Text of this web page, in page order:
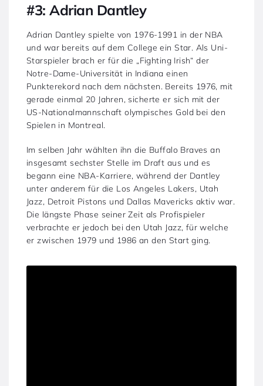
#3: Adrian Dantley
Adrian Dantley spielte von 1976-1991 in der NBA
und war bereits auf dem College ein Star. Als Uni-
Starspieler brach er für die „Fighting Irish“ der
Notre-Dame-Universität in Indiana einen
Punkterekord nach dem nächsten. Bereits 1976, mit
gerade einmal 20 Jahren, sicherte er sich mit der
US-Nationalmannschaft olympisches Gold bei den
Spielen in Montreal.
Im selben Jahr wählten ihn die Buffalo Braves an
insgesamt sechster Stelle im Draft aus und es
begann eine NBA-Karriere, während der Dantley
unter anderem für die Los Angeles Lakers, Utah
Jazz, Detroit Pistons und Dallas Mavericks aktiv war.
Die längste Phase seiner Zeit als Profispieler
verbrachte er jedoch bei den Utah Jazz, für welche
er zwischen 1979 und 1986 an den Start ging.